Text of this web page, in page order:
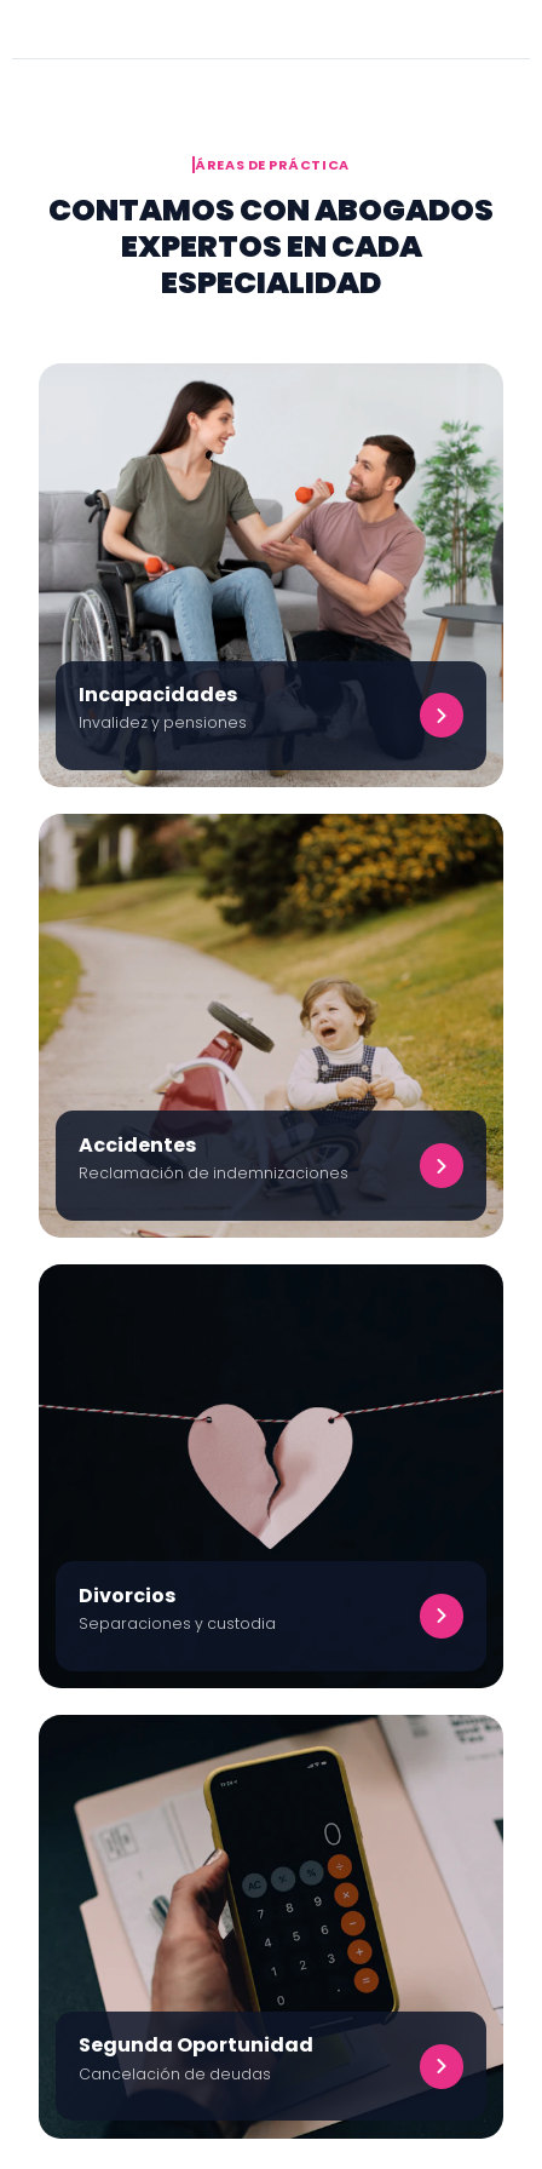
ÁREAS DE PRÁCTICA
CONTAMOS CON ABOGADOS
EXPERTOS EN CADA
ESPECIALIDAD
Incapacidades
Invalidez y pensiones
Accidentes
Reclamación de indemnizaciones
Divorcios
Separaciones y custodia
Segunda Oportunidad
Cancelación de deudas